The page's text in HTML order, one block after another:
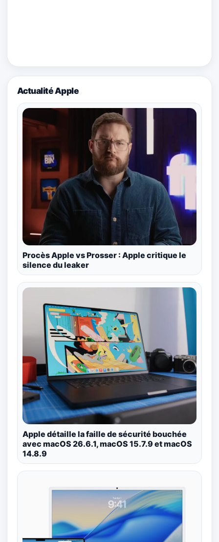
Actualité Apple
Procès Apple vs Prosser : Apple critique le
silence du leaker
Apple détaille la faille de sécurité bouchée
avec macOS 26.6.1, macOS 15.7.9 et macOS
14.8.9